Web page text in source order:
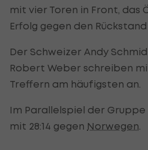
mit vier Toren in Front, das
Erfolg gegen den Rückstand
Der Schweizer Andy
Robert Weber schreiben
Treffern am häufigsten an.
Im Parallelspiel der
mit 28:14 gegen Norwegen